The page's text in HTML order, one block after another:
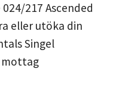
217 Ascended
eller utöka din
Singel
mottag